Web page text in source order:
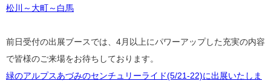
松川～大町～白馬
前日受付の出展ブースでは、4月以上にパワーアップした充実の内容
で皆様のご来場をお待ちしております。
緑のアルプスあづみのセンチュリーライド(5/21-22)に出展いたしま